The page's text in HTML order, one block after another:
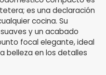
es una declaración
cocina. Su
y un acabado
focal elegante, ideal
belleza en los detalles